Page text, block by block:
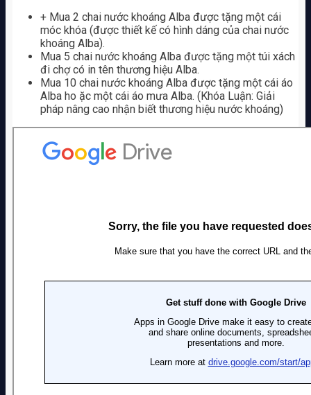
+ Mua 2 chai nước khoáng Alba được tặng một cái
móc khóa (được thiết kế có hình dáng của chai nước
khoáng Alba).
Mua 5 chai nước khoáng Alba được tặng một túi xách
đi chợ có in tên thương hiệu Alba.
Mua 10 chai nước khoáng Alba được tặng một cái áo
Alba ho ặc một cái áo mưa Alba. (Khóa Luận: Giải
pháp nâng cao nhận biết thương hiệu nước khoáng)